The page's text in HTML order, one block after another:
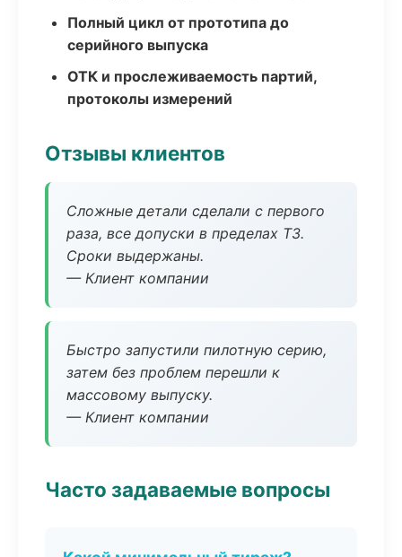
Полный цикл от прототипа до
серийного выпуска
ОТК и прослеживаемость партий,
протоколы измерений
Отзывы клиентов
Сложные детали сделали с первого
раза, все допуски в пределах ТЗ.
Сроки выдержаны.
— Клиент компании
Быстро запустили пилотную серию,
затем без проблем перешли к
массовому выпуску.
— Клиент компании
Часто задаваемые вопросы